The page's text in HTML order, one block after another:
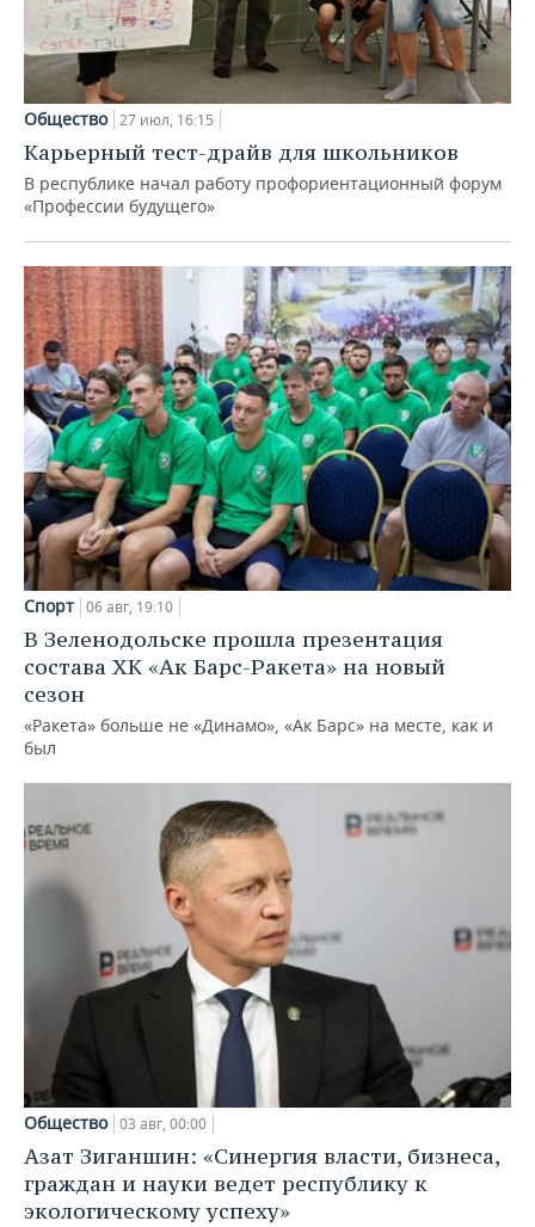
Общество 27 июл, 16:15
Карьерный тест-драйв для школьников
В республике начал работу профориентационный форум
«Профессии будущего»
Спорт 06 авг, 19:10
В Зеленодольске прошла презентация
состава ХК «Ак Барс-Ракета» на новый
сезон
«Ракета» больше не «Динамо», «Ак Барс» на месте, как и
был
Общество 03 авг, 00:00
Азат Зиганшин: «Синергия власти, бизнеса,
граждан и науки ведет республику к
экологическому успеху»